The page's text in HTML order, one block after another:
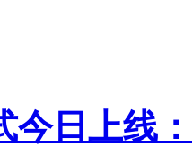
今日上线